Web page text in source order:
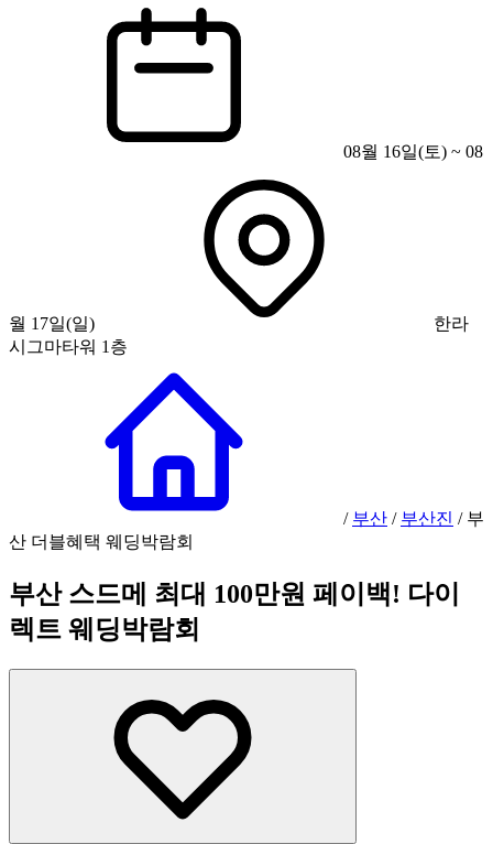
08월 16일(토) ~ 08
월 17일(일)
한라
시그마타워 1층
/ 부산 / 부산진 / 부
산 더블혜택 웨딩박람회
부산 스드메 최대 100만원 페이백! 다이
렉트 웨딩박람회